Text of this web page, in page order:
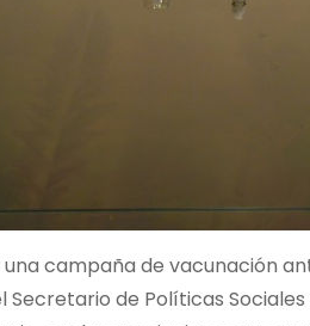
campaña de vacunación
Secretario de Políticas